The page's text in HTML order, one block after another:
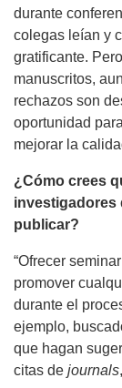
durante
colegas leían y
gratificante.
manuscritos,
rechazos son
oportunidad
mejorar la
¿Cómo crees
investigadores
publicar?
“Ofrecer
promover
durante el
ejemplo,
que hagan
citas de journals